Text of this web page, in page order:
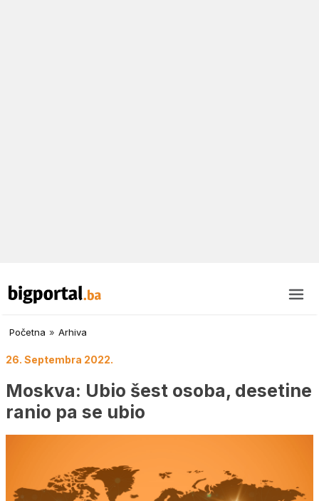
Početna » Arhiva
26. Septembra 2022.
Moskva: Ubio šest osoba, desetine
ranio pa se ubio